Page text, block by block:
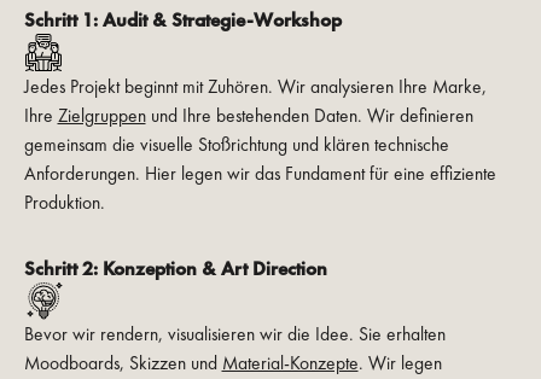
Schritt 1:Audit & Strategie-Workshop
Jedes Projekt beginnt mit Zuhören. Wir analysieren Ihre Marke,
Ihre Zielgruppenund Ihre bestehenden Daten. Wir definieren
gemeinsam die visuelle Stoßrichtung und klären technische
Anforderungen. Hier legen wir das Fundament für eine effiziente
Produktion.
Schritt 2: Konzeption & Art Direction
Bevor wir rendern, visualisieren wir die Idee. Sie erhalten
Moodboards, Skizzen und Material-Konzepte. Wir legen